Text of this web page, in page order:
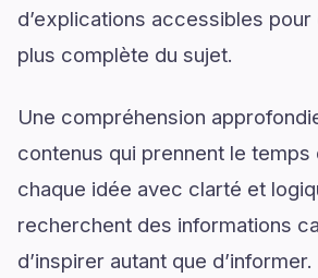
d’explications accessibles
plus complète du sujet.
Une compréhension
contenus qui prennent le temps
chaque idée avec clarté et
recherchent des informations
d’inspirer autant que